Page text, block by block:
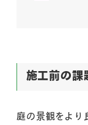
施工前の課
庭の景観をより